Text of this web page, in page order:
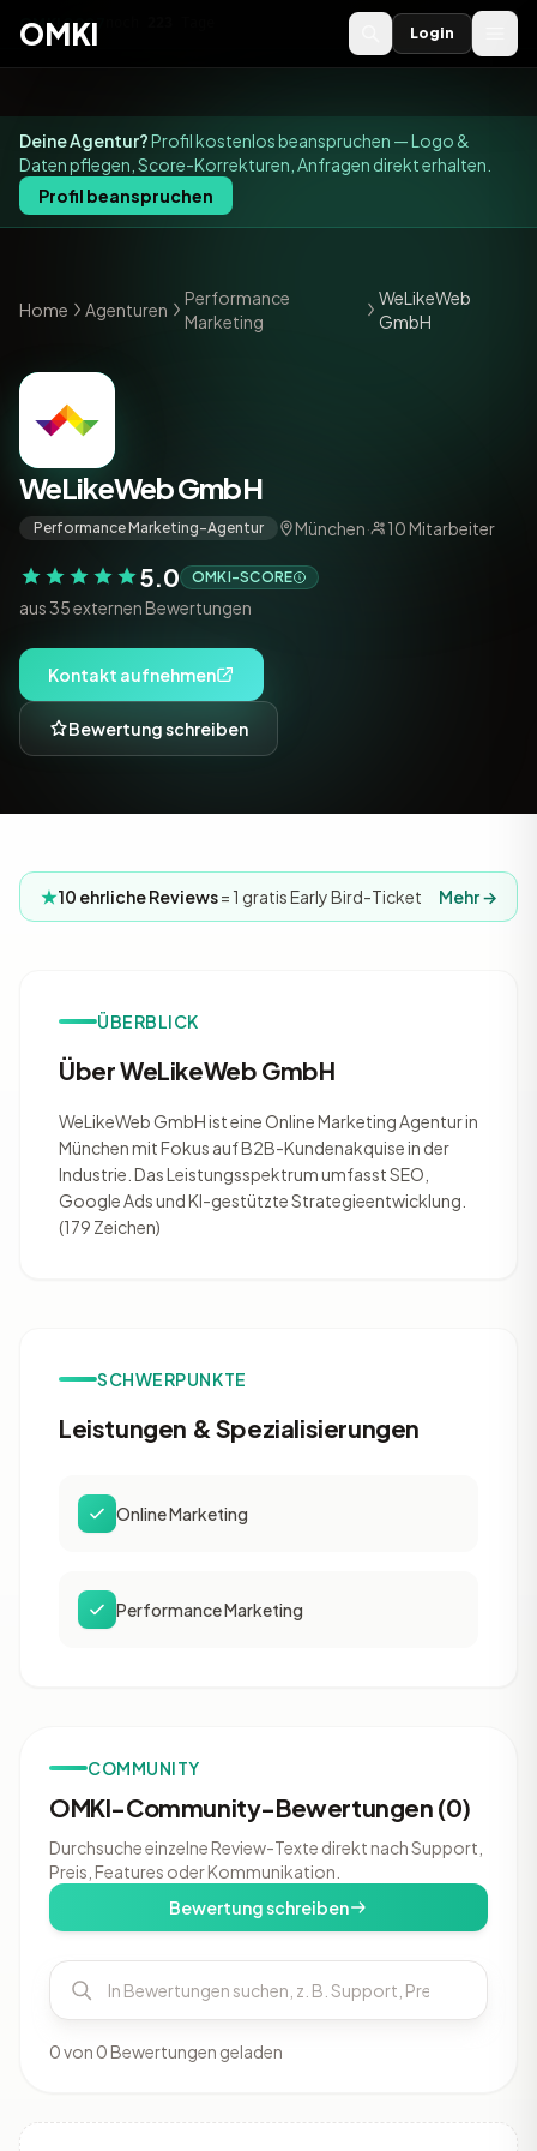
OMKI 2027
OMKI Login
Deine Agentur?Profil kostenlos beanspruchen — Logo &
Daten pflegen, Score-Korrekturen, Anfragen direkt erhalten.
Profil beanspruchen
Home Agenturen
Performance
Marketing
WeLikeWeb
GmbH
WeLikeWeb GmbH
Performance Marketing-Agentur München· 10 Mitarbeiter
5.0 OMKI-SCORE
aus 35 externen Bewertungen
Kontakt aufnehmen
Bewertung schreiben
10 ehrliche Reviews= 1 gratis Early Bird-Ticket Mehr →
ÜBERBLICK
Über WeLikeWeb GmbH
WeLikeWeb GmbH ist eine Online Marketing Agentur in
München mit Fokus auf B2B-Kundenakquise in der
Industrie. Das Leistungsspektrum umfasst SEO,
Google Ads und KI-gestützte Strategieentwicklung.
(179 Zeichen)
SCHWERPUNKTE
Leistungen & Spezialisierungen
Online Marketing
Performance Marketing
COMMUNITY
OMKI-Community-Bewertungen (0)
Durchsuche einzelne Review-Texte direkt nach Support,
Preis, Features oder Kommunikation.
Bewertung schreiben
0 von 0 Bewertungen geladen